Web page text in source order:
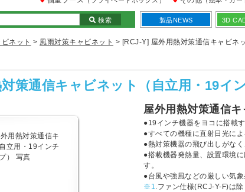
検索 製品NEWS 3D
ネット > 風雨対策キャビネット > [RCJ-Y] 屋外用熱対策通信キャビネ
策通信キャビネット（自立用・19イ
屋外用熱対策通信
●19インチ機器をヨコに搭載す
●すべての機種に直射日光に
●熱対策機器の飛び出しがな
●搭載機器発熱量、設置環境
す。
●台風や強風などの厳しい気
※1.ファン仕様(RCJ-Y-F)は除